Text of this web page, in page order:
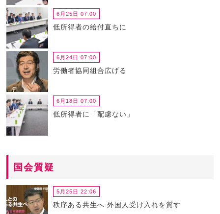
6月25日 07:00
低所得者の給付直ちに
6月24日 07:00
労働者協同組合広げる
6月18日 07:00
低所得者に「配慮ない」
国会質疑
5月25日 22:06
秩序ある共生へ 外国人受け入れを質す